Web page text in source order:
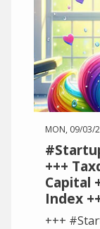
MON, 09/03/
+++
Capital
Index
+++